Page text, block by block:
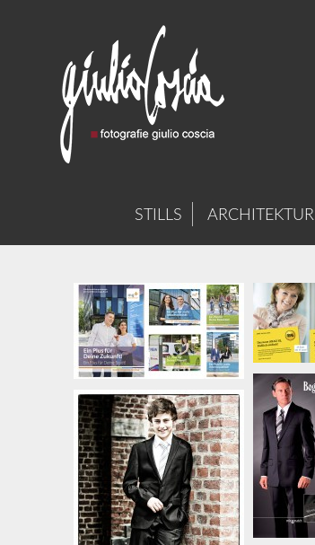
STILLS ARCHITEKTUR